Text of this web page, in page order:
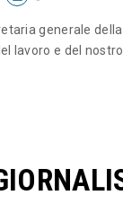
generale
lavoro e del